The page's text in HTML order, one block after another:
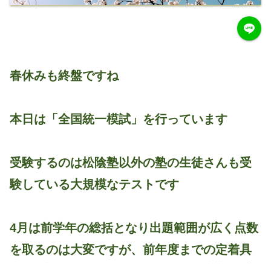
春休みも終盤ですね
本日は「全国統一模試」を行っています
受験するのは松陰塾以外の塾の生徒さんも受
験している大規模なテストです
4月は前学年の総括となり出題範囲が広く点数
を取るのは大変ですが、前年度までの定着具